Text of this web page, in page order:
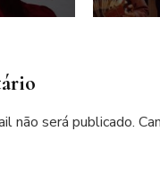
não será publicado.